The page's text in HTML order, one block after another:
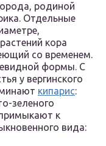
родиной
Отдельные
кора
со временем.
формы. С
у вергинского
кипарис:
зеленого
к
вида: